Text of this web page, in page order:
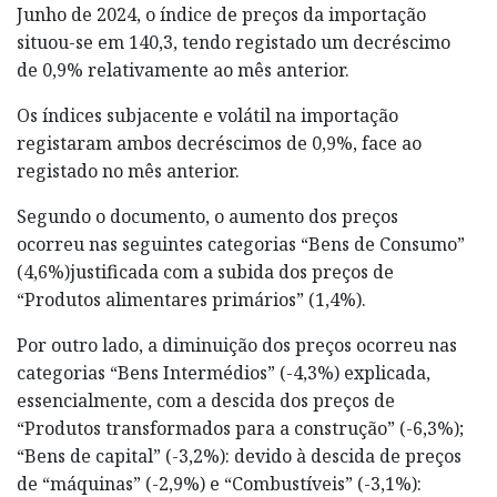
Junho de 2024, o índice de preços da importação
situou-se em 140,3, tendo registado um decréscimo
de 0,9% relativamente ao mês anterior.
Os índices subjacente e volátil na importação
registaram ambos decréscimos de 0,9%, face ao
registado no mês anterior.
Segundo o documento, o aumento dos preços
ocorreu nas seguintes categorias “Bens de Consumo”
(4,6%)justificada com a subida dos preços de
“Produtos alimentares primários” (1,4%).
Por outro lado, a diminuição dos preços ocorreu nas
categorias “Bens Intermédios” (-4,3%) explicada,
essencialmente, com a descida dos preços de
“Produtos transformados para a construção” (-6,3%);
“Bens de capital” (-3,2%): devido à descida de preços
de “máquinas” (-2,9%) e “Combustíveis” (-3,1%):